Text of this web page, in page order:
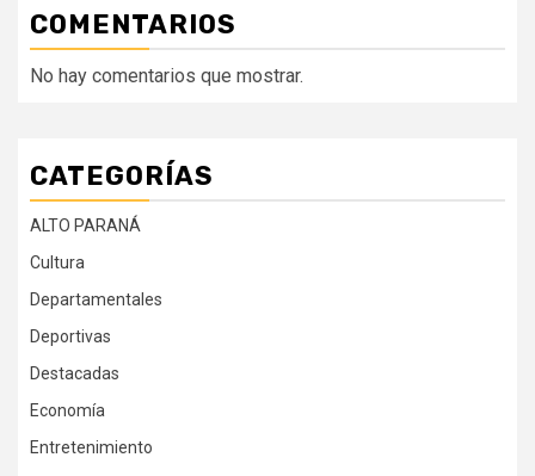
COMENTARIOS
No hay comentarios que mostrar.
CATEGORÍAS
ALTO PARANÁ
Cultura
Departamentales
Deportivas
Destacadas
Economía
Entretenimiento